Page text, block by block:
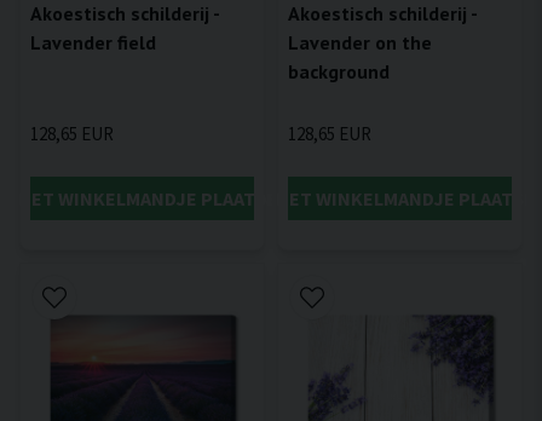
Akoestisch schilderij -
Lavender field
128,65 EUR
HET WINKELMANDJE PLAATSEN
Akoestisch schilderij -
Lavender on the
background
128,65 EUR
IN HET WINKELMANDJE